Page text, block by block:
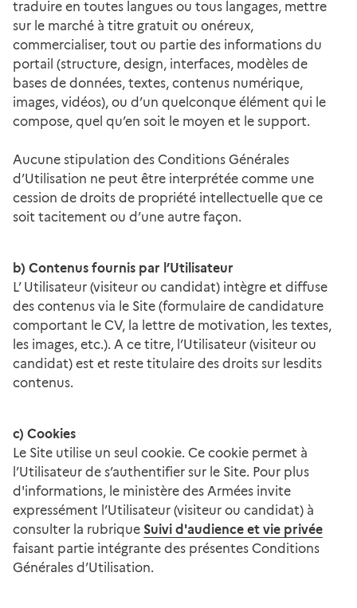
traduire en toutes langues ou tous langages, mettre
sur le marché à titre gratuit ou onéreux,
commercialiser, tout ou partie des informations du
portail (structure, design, interfaces, modèles de
bases de données, textes, contenus numérique,
images, vidéos), ou d’un quelconque élément qui le
compose, quel qu’en soit le moyen et le support.
Aucune stipulation des Conditions Générales
d’Utilisation ne peut être interprétée comme une
cession de droits de propriété intellectuelle que ce
soit tacitement ou d’une autre façon.
b) Contenus fournis par l’Utilisateur
L’ Utilisateur (visiteur ou candidat) intègre et diffuse
des contenus via le Site (formulaire de candidature
comportant le CV, la lettre de motivation, les textes,
les images, etc.). A ce titre, l’Utilisateur (visiteur ou
candidat) est et reste titulaire des droits sur lesdits
contenus.
c) Cookies
Le Site utilise un seul cookie. Ce cookie permet à
l’Utilisateur de s’authentifier sur le Site. Pour plus
d'informations, le ministère des Armées invite
expressément l’Utilisateur (visiteur ou candidat) à
consulter la rubrique Suivi d'audience et vie privée
faisant partie intégrante des présentes Conditions
Générales d’Utilisation.